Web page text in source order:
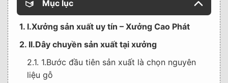
Mục lục
1. I.Xưởng sản xuất uy tín – Xưởng Cao Phát
2. II.Dây chuyền sản xuất tại xưởng
2.1. 1.Bước đầu tiên sản xuất là chọn nguyên
liệu gỗ